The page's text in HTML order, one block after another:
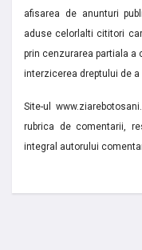
afisarea de anunturi
aduse celorlalti cititori
prin cenzurarea partiala
interzicerea dreptului de a
Site-ul
rubrica de comentarii,
integral autorului